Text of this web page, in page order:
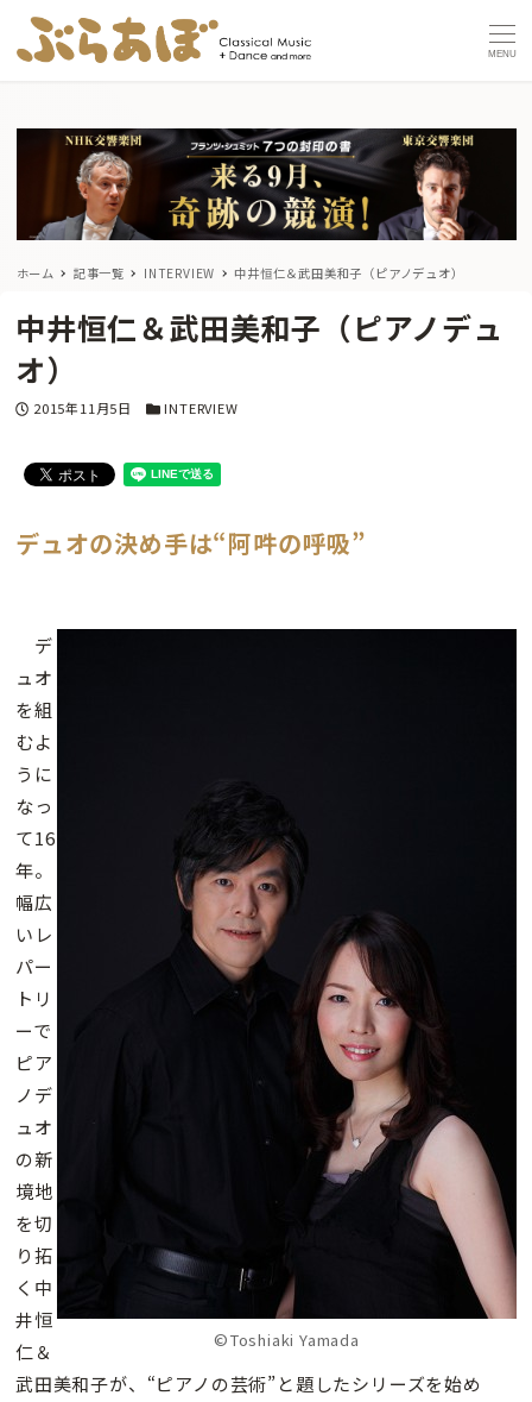
MENU
ホーム 記事一覧 INTERVIEW 中井恒仁＆武田美和子（ピアノデュオ）
中井恒仁＆武田美和子（ピアノデュ
オ）
投稿日
2015年11月5日 カテゴリー
INTERVIEW
デュオの決め手は“阿吽の呼吸”
©Toshiaki Yamada
デ
ュオ
を組
むよ
うに
なっ
て16
年。
幅広
いレ
パー
トリ
ーで
ピア
ノデ
ュオ
の新
境地
を切
り拓
く中
井恒
仁＆
武田美和子が、“ピアノの芸術”と題したシリーズを始め